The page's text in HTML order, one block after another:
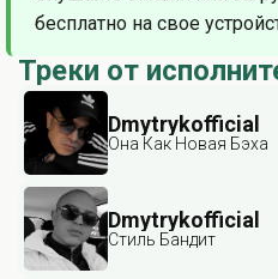
бесплатно на свое
Треки от
Dmytrykofficial
Она Как Новая Бэха
Dmytrykofficial
Стиль Бандит